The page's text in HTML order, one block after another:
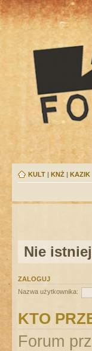
KULT | KNŻ | KAZIK
Nie
ZALOGUJ
Nazwa użytkownika:
KTO
Forum